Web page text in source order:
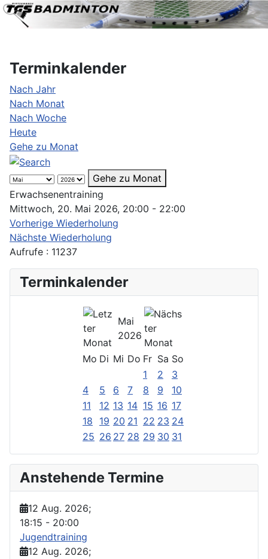
Terminkalender
Nach Jahr
Nach Monat
Nach Woche
Heute
Gehe zu Monat
Gehe zu Monat
Erwachsenentraining
Mittwoch, 20. Mai 2026, 20:00 - 22:00
Vorherige Wiederholung
Nächste Wiederholung
Aufrufe : 11237
Terminkalender
Mai
2026
Mo Di Mi Do Fr Sa So
1
2
3
4
5 6 7 8 9
10
11
12 13 14 15 16 17
18
19 20 21 22 23 24
25 26 27 28 29 30 31
Anstehende Termine
12 Aug. 2026;
18:15 - 20:00
Jugendtraining
12 Aug. 2026;